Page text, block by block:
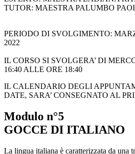
TUTOR: MAESTRA PALUMBO
PERIODO DI SVOLGIMENTO:
2022
IL CORSO SI SVOLGERA’ DI
16:40 ALLE ORE 18:40
IL CALENDARIO DEGLI
DATE, SARA’ CONSEGNATO AL
Modulo n°5
GOCCE DI ITALIANO
La lingua italiana è caratterizzata da una